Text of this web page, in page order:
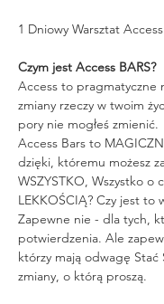
1 Dniowy Warsztat
Czym jest Access BARS?
Access to pragmatyczne
zmiany rzeczy w twoim
pory nie mogłeś zmienić.
Access Bars to
dzięki, któremu możesz
WSZYSTKO, Wszystko o
LEKKOŚCIĄ? Czy jest to
Zapewne nie - dla tych,
potwierdzenia. Ale
którzy mają odwagę Stać
zmiany, o którą proszą.